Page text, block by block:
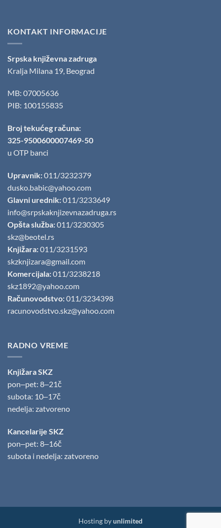
KONTAKT INFORMACIJE
Srpska književna zadruga
Kralja Milana 19, Beograd
MB: 07005636
PIB: 100155835
Broj tekućeg računa:
325-9500600007469-50
u OTP banci
Upravnik:011/3232379
dusko.babic@yahoo.com
Glavni urednik:011/3233649
info@srpskaknjizevnazadruga.rs
Opšta služba:011/3230305
skz@beotel.rs
Knjižara:011/3231593
skzknjizara@gmail.com
Komercijala:011/3238218
skz1892@yahoo.com
Računovodstvo:011/3234398
racunovodstvo.skz@yahoo.com
RADNO VREME
Knjižara SKZ
pon‒pet: 8‒21č
subota: 10‒17č
nedelja: zatvoreno
Kancelarije SKZ
pon‒pet: 8‒16č
subota i nedelja: zatvoreno
Hosting byunlimited